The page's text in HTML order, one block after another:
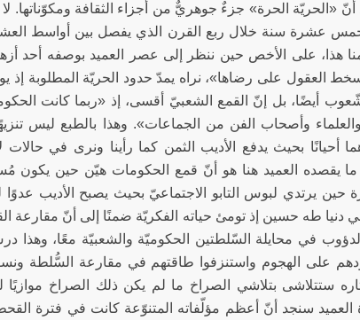
«الحريّة الحرة» جزءٌ جوهريٌّ من أجزاء الثقافة ومكوّناتها.
عشرة سنة خلال ربع القرن الذي يفصل بين أواسط
هذا، على الأخص حين ننظر إلى عصر العميد بوصفه أحد أزهى
«سخط العقول على رضاها»، نراه يمدّ حدود الحريّة
أيضًا، بل إنّ القمع الشعبيّ أقسى، إذ «ربما كانت
والعلماء وأصحاب الفن من الجماعات». وهذا بالطبع ليس
أحيانًا بحيث يدفع الأديب الثمن كما رأينا ونرى في
ما يقصده العميد هنا هو أنّ قمع الحكومات هيّن حين يكون
يرتدي لبوس التابو الاجتماعيّ بحيث يصبح الأديب
دنيا طه حسين إذ تومئ حياته الفكريّة ضمنًا إلى أنّ مقارعة
في محايلة السّلطتين الحكوميّة والشعبيّة معًا، وهذا
على الهجوم واستنزفوا طاقتهم في مقارعة السُّلطة
ستتلاشى بتلاشي الصراخ ما لم يكن ذلك الصراخ
العميد سنجد أنّ أعظم مؤلّفاته المتنوّعة كانت في فترة